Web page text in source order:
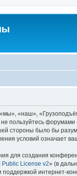
«наш»,
пользуйтесь
стороны было бы
условий означает
для создания
Public License v2» (в
интернет-